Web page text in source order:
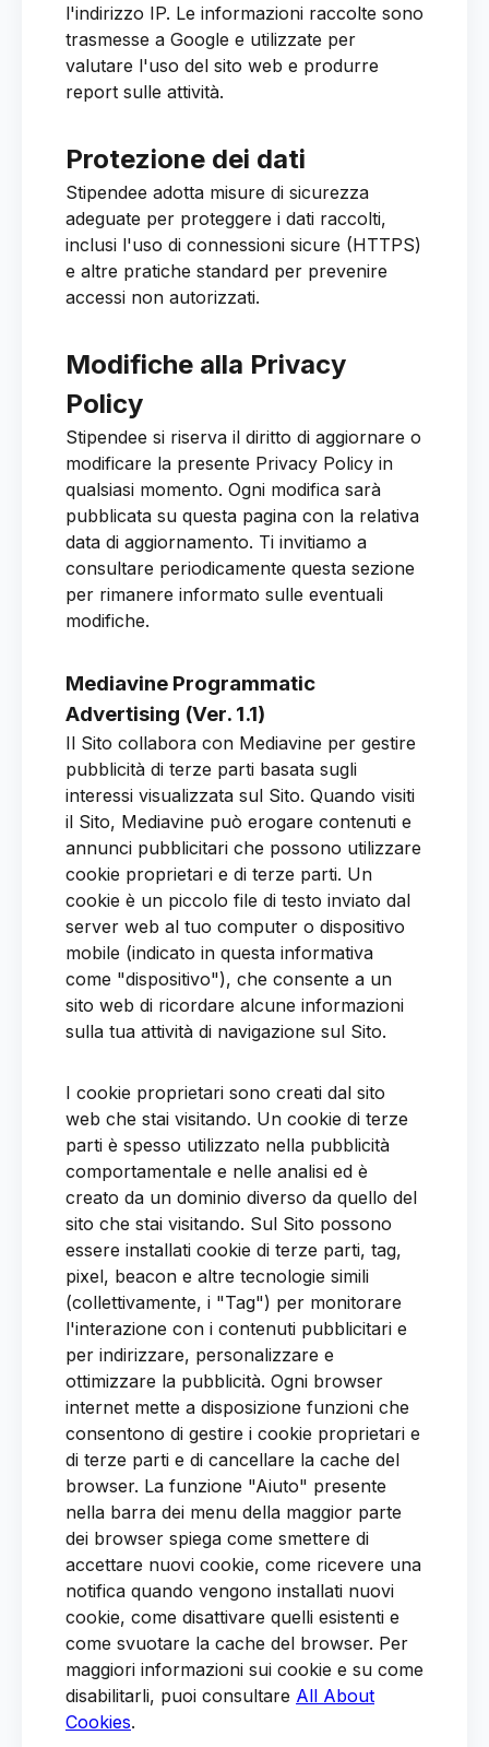
l'indirizzo IP. Le informazioni raccolte sono
trasmesse a Google e utilizzate per
valutare l'uso del sito web e produrre
report sulle attività.
Protezione dei dati
Stipendee adotta misure di sicurezza
adeguate per proteggere i dati raccolti,
inclusi l'uso di connessioni sicure (HTTPS)
e altre pratiche standard per prevenire
accessi non autorizzati.
Modifiche alla Privacy
Policy
Stipendee si riserva il diritto di aggiornare o
modificare la presente Privacy Policy in
qualsiasi momento. Ogni modifica sarà
pubblicata su questa pagina con la relativa
data di aggiornamento. Ti invitiamo a
consultare periodicamente questa sezione
per rimanere informato sulle eventuali
modifiche.
Mediavine Programmatic
Advertising (Ver. 1.1)
Il Sito collabora con Mediavine per gestire
pubblicità di terze parti basata sugli
interessi visualizzata sul Sito. Quando visiti
il Sito, Mediavine può erogare contenuti e
annunci pubblicitari che possono utilizzare
cookie proprietari e di terze parti. Un
cookie è un piccolo file di testo inviato dal
server web al tuo computer o dispositivo
mobile (indicato in questa informativa
come "dispositivo"), che consente a un
sito web di ricordare alcune informazioni
sulla tua attività di navigazione sul Sito.
I cookie proprietari sono creati dal sito
web che stai visitando. Un cookie di terze
parti è spesso utilizzato nella pubblicità
comportamentale e nelle analisi ed è
creato da un dominio diverso da quello del
sito che stai visitando. Sul Sito possono
essere installati cookie di terze parti, tag,
pixel, beacon e altre tecnologie simili
(collettivamente, i "Tag") per monitorare
l'interazione con i contenuti pubblicitari e
per indirizzare, personalizzare e
ottimizzare la pubblicità. Ogni browser
internet mette a disposizione funzioni che
consentono di gestire i cookie proprietari e
di terze parti e di cancellare la cache del
browser. La funzione "Aiuto" presente
nella barra dei menu della maggior parte
dei browser spiega come smettere di
accettare nuovi cookie, come ricevere una
notifica quando vengono installati nuovi
cookie, come disattivare quelli esistenti e
come svuotare la cache del browser. Per
maggiori informazioni sui cookie e su come
disabilitarli, puoi consultare All About
Cookies.